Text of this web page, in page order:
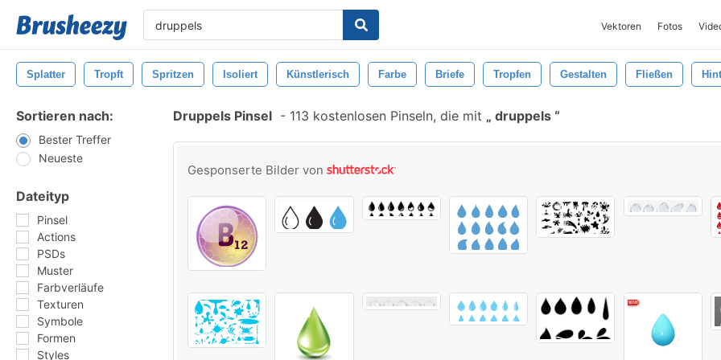
Vektoren Fotos
Splatter Tropft Spritzen Isoliert Künstlerisch Farbe Briefe Tropfen Gestalten Fließen
Sortieren nach:
Bester Treffer
Neueste
Dateityp
Pinsel
Actions
PSDs
Muster
Farbverläufe
Texturen
Symbole
Formen
Styles
Druppels Pinsel - 113 kostenlosen Pinseln, die mit druppels
Gesponserte Bilder von